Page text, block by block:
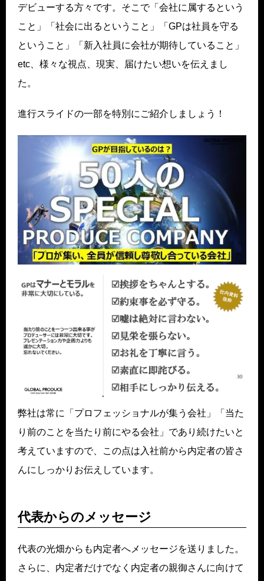
デビューする方々です。そこで「会社に属するという
こと」「社会に出るということ」「GPは社員を守る
ということ」「新入社員に会社が期待していること」
etc、様々な視点、現実、届けたい想いを伝えまし
た。
進行スライドの一部を特別にご紹介しましょう！
弊社は常に「プロフェッショナルが集う会社」「当た
り前のことを当たり前にやる会社」であり続けたいと
考えていますので、この点は入社前から内定者の皆さ
んにしっかりお伝えしています。
代表からのメッセージ
代表の光畑からも内定者へメッセージを送りました。
さらに、内定者だけでなく内定者の親御さんに向けて